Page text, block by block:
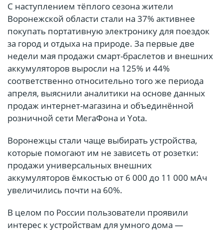
С наступлением тёплого сезона жители
Воронежской области стали на 37% активнее
покупать портативную электронику для поездок
за город и отдыха на природе. За первые две
недели мая продажи смарт-браслетов и внешних
аккумуляторов выросли на 125% и 44%
соответственно относительно того же периода
апреля, выяснили аналитики на основе данных
продаж интернет-магазина и объединённой
розничной сети МегаФона и Yota.
Воронежцы стали чаще выбирать устройства,
которые помогают им не зависеть от розетки:
продажи универсальных внешних
аккумуляторов ёмкостью от 6 000 до 11 000 мАч
увеличились почти на 60%.
В целом по России пользователи проявили
интерес к устройствам для умного дома —